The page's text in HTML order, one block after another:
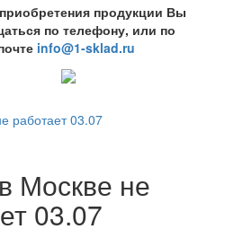
продукции Вы
по телефону, или по
info@1-sklad.ru
работает 03.07
Москве не
03.07